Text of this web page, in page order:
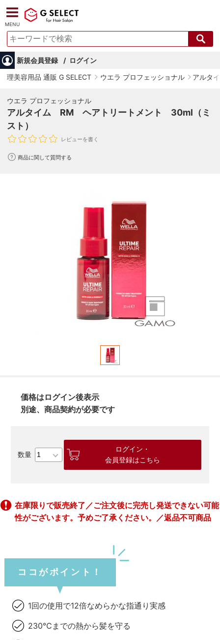
MENU
新規会員登録
ログイン
理美容用品 通販 G SELECT
ウエラ プロフェッショナル アルタ
ウエラ プロフェッショナル
アルタイム RM ヘアトリートメント 30ml（ミ
スト）
レビューを書く
商品に関して質問する
価格はログイン後表示
別途、商品契約が必要です
ログイン・
会員登録はこちら
在庫限りで販売終了／ご注文後に完売し発送できない可能
性がございます。予めご了承ください。／返品不可商品
ココがポイント！
1回の使用で12倍なめらかな指通り実感
230℃までの熱から髪を守る